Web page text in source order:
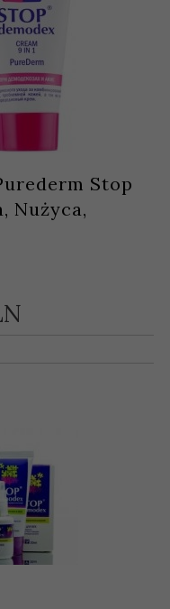
Stop
Nużyca,